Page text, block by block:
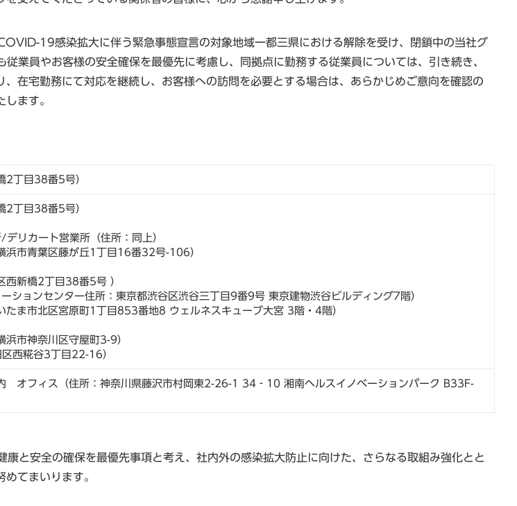
19感染拡大に伴う緊急事態宣言の対象地域一都三県における解除を受け、閉鎖中の当社グ
業員やお客様の安全確保を最優先に考慮し、同拠点に勤務する従業員については、引き続き、
在宅勤務にて対応を継続し、お客様への訪問を必要とする場合は、あらかじめご意向を確認の
ます。
2丁目38番5号）
2丁目38番5号）
リカート営業所（住所：同上）
市青葉区藤が丘1丁目16番32号-106）
新橋2丁目38番5号 ）
ションセンター住所：東京都渋谷区渋谷三丁目9番9号 東京建物渋谷ビルディング7階）
ま市北区宮原町1丁目853番地8 ウェルネスキューブ大宮 3階・4階）
市神奈川区守屋町3-9）
西糀谷3丁目22-16）
オフィス（住所：神奈川県藤沢市村岡東2-26-1 34‐10 湘南ヘルスイノベーションパーク B33F-
と安全の確保を最優先事項と考え、社内外の感染拡大防止に向けた、さらなる取組み強化とと
てまいります。